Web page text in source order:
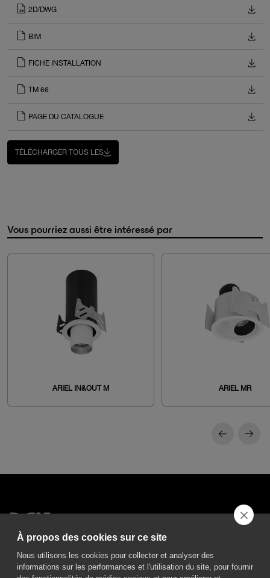
2D/DWG
BIM
FICHE INSTALLATION
TM 66
PAGE DU CATALOGUE
TÉLÉCHARGER TOUS LES
Vous pourriez aussi être intéressé par
ARIEL IN&OUT M ARIEL MR
50013 Campi Bisenzio Firenze - Italy
À propos des cookies sur ce site
Nous utilisons les cookies pour collecter et analyser des
informations sur les performances et l'utilisation du site, pour fournir